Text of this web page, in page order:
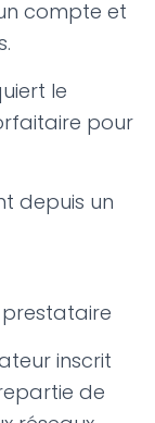
compte et
le
pour
depuis un
prestataire
inscrit
de